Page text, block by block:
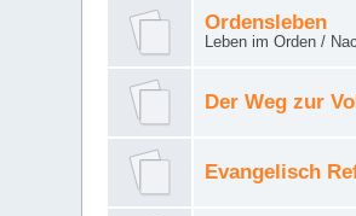
Ordensleben
Leben im Orden /
Der Weg zur
Evangelisch